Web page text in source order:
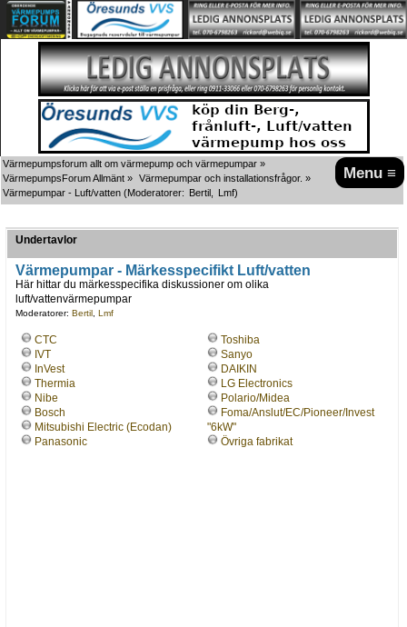
Menu ≡
Värmepumpsforum allt om värmepump och värmepumpar »
VärmepumpsForum Allmänt » Värmepumpar och installationsfrågor. »
Värmepumpar - Luft/vatten (Moderatorer: Bertil Lmf)
Undertavlor
Värmepumpar - Märkesspecifikt Luft/vatten
Här hittar du märkesspecifika diskussioner om olika
luft/vattenvärmepumpar
Moderatorer: Bertil, Lmf
CTC
IVT
InVest
Thermia
Nibe
Bosch
Mitsubishi Electric (Ecodan)
Panasonic
Toshiba
Sanyo
DAIKIN
LG Electronics
Polario/Midea
Foma/Anslut/EC/Pioneer/Invest
"6kW"
Övriga fabrikat